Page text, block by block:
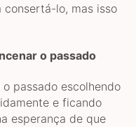
consertá-lo, mas isso
o passado
passado escolhendo
e ficando
esperança de que